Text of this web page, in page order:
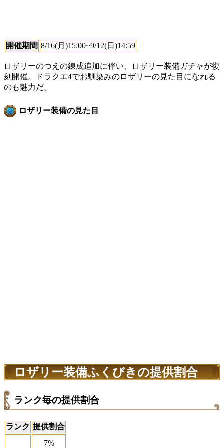
開催期間 8/16(月)15:00~9/12(日)14:59
ロザリーのつえの錬成追加に伴い、ロザリー装備ガチャが復
刻開催。ドラクエ4でお馴染みのロザリーの見た目になれる
のも魅力だ。
ロザリー装備の見た目
ロザリー装備ふくびきの提供割合
ランク毎の提供割合
ランク 提供割合
7%